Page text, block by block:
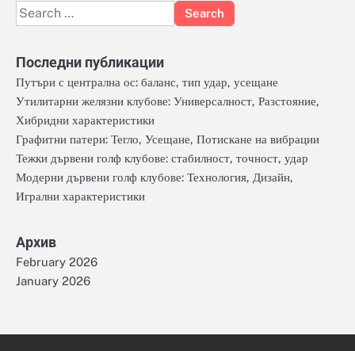
Search
for:
Последни публикации
Путъри с централна ос: баланс, тип удар, усещане
Утилитарни желязни клубове: Универсалност, Разстояние,
Хибридни характеристики
Графитни патери: Тегло, Усещане, Потискане на вибрации
Тежки дървени голф клубове: стабилност, точност, удар
Модерни дървени голф клубове: Технология, Дизайн,
Игрални характеристики
Архив
February 2026
January 2026